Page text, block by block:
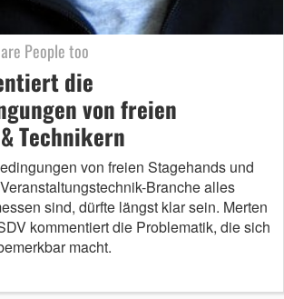
People too
die
von freien
Technikern
von freien Stagehands und
Branche alles
sind, dürfte längst klar sein. Merten
kommentiert die Problematik, die sich
macht.